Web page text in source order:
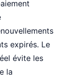
expirés. Le
évite les
la